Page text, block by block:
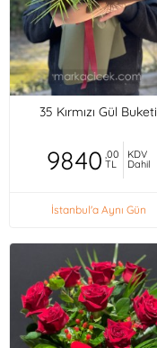
35 Kırmızı Gül Buketi
9840 ,00
TL
KDV
Dahil
İstanbul'a Aynı Gün